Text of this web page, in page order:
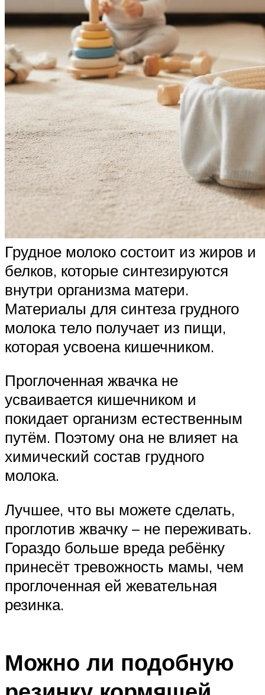
Грудное молоко состоит из жиров и
белков, которые синтезируются
внутри организма матери.
Материалы для синтеза грудного
молока тело получает из пищи,
которая усвоена кишечником.
Проглоченная жвачка не
усваивается кишечником и
покидает организм естественным
путём. Поэтому она не влияет на
химический состав грудного
молока.
Лучшее, что вы можете сделать,
проглотив жвачку – не переживать.
Гораздо больше вреда ребёнку
принесёт тревожность мамы, чем
проглоченная ей жевательная
резинка.
Можно ли подобную